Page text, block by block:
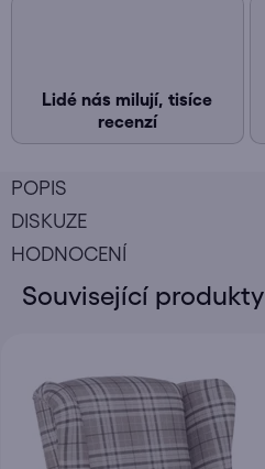
Lidé nás milují, tisíce
recenzí
POPIS
DISKUZE
HODNOCENÍ
Související produkty